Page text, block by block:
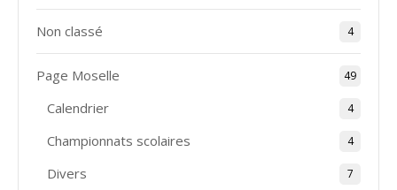
Non classé 4
Page Moselle 49
Calendrier 4
Championnats scolaires 4
Divers 7